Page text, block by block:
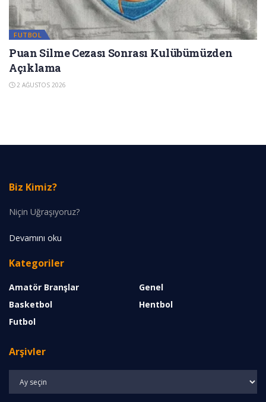
FUTBOL
Puan Silme Cezası Sonrası Kulübümüzden
Açıklama
2 AĞUSTOS 2026
Biz Kimiz?
Niçin Uğraşıyoruz?
Devamını oku
Kategoriler
Amatör Branşlar
Basketbol
Futbol
Genel
Hentbol
Arşivler